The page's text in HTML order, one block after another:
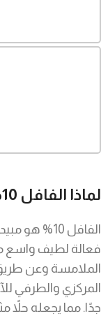
لماذا الفافل 10% ؟
الفافل
فعالة لطيف واسع
الملامسة وعن طريق
المركزي والطرفي
جدًا. مما يجعله حلاً